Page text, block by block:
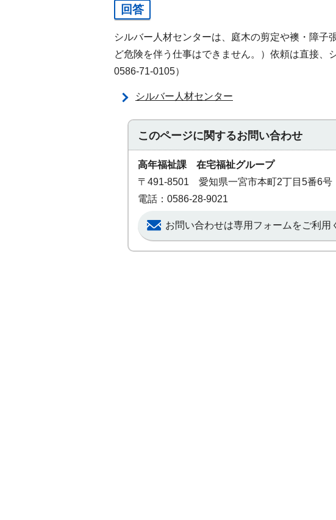
回答
シルバー人材センターは、庭木の剪定や襖・障子
ど危険を伴う仕事はできません。）依頼は直接
0586-71-0105）
シルバー人材センター
このページに関するお問い合わせ
高年福祉課 在宅福祉グループ
〒491-8501 愛知県一宮市本町2丁目5番6
電話：0586-28-9021
お問い合わせは専用フォームをご利用